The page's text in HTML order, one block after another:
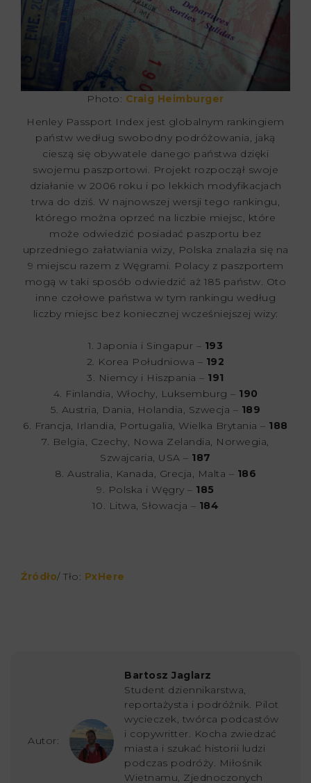
Photo: Craig Heimburger
Henley Passport Index jest globalnym rankingiem
państw według swobodny podróżowania, jaką
cieszą się obywatele danego państwa dzięki
swojemu paszportowi. Projekt rozpoczął swoje
działanie w 2006 roku i po lekkich modyfikacjach
trwa do dziś. W najnowszej wersji tego rankingu,
którego można oprzeć na liczbie miejsc, które
może odwiedzić posiadać paszportu bez
uprzedniego załatwiania wizy, Polska znalazła się na
9 miejscu razem z Węgrami. Polacy z paszportem
mogą w taki sposób odwiedzić aż 185 państw. Oto
inne czołowe państwa w tym rankingu według
liczby miejsc bez koniecznej wcześniejszej wizy:
1. Japonia i Singapur – 193
2. Korea Południowa – 192
3. Niemcy i Hiszpania – 191
4. Finlandia, Włochy, Luksemburg – 190
5. Austria, Dania, Holandia, Szwecja – 189
6. Francja, Irlandia, Portugalia, Wielka Brytania – 188
7. Belgia, Czechy, Nowa Zelandia, Norwegia,
Szwajcaria, USA – 187
8. Australia, Kanada, Grecja, Malta – 186
9. Polska i Węgry – 185
10. Litwa, Słowacja – 184
Źródło/ Tło: PxHere
Autor:
Bartosz Jaglarz
Student dziennikarstwa,
reportażysta i podróżnik. Pilot
wycieczek, twórca podcastów
i copywritter. Kocha zwiedzać
miasta i szukać historii ludzi
podczas podróży. Miłośnik
Wietnamu, Zjednoczonych